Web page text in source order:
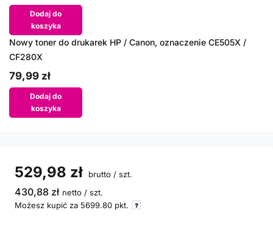
Dodaj do
koszyka
Nowy toner do drukarek HP / Canon, oznaczenie CE505X /
CF280X
79,99 zł
Dodaj do
koszyka
529,98 zł brutto / szt.
430,88 zł netto / szt.
Możesz kupić za 5699.80 pkt.